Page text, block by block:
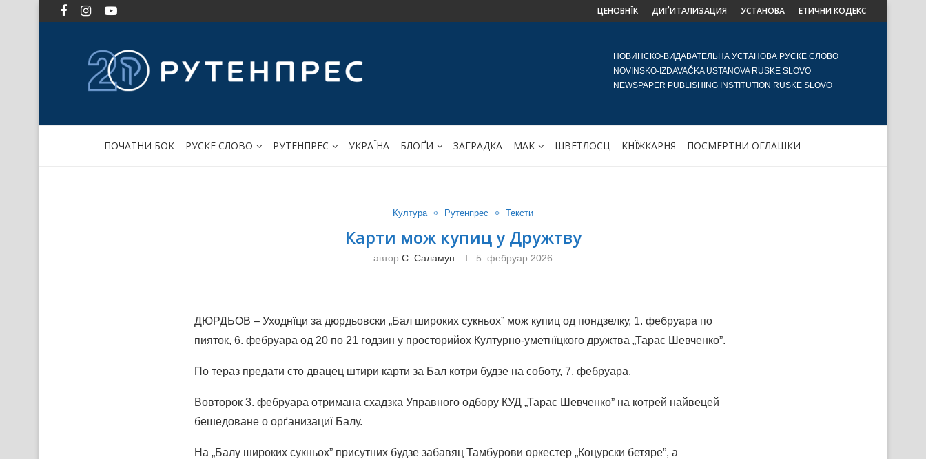
ЦЕНОВНЇК ДИҐИТАЛИЗАЦИЯ УСТАНОВА ЕТИЧНИ КОДЕКС
НОВИНСКО-ВИДАВАТЕЛЬНА УСТАНОВА РУСКЕ СЛОВО
NOVINSKO-IZDAVAČKA USTANOVA RUSKE SLOVO
NEWSPAPER PUBLISHING INSTITUTION RUSKE SLOVO
ПОЧАТНИ БОК РУСКЕ СЛОВО РУТЕНПРЕС УКРАЇНА БЛОҐИ ЗАГРАДКА МАK ШВЕТЛОСЦ KНЇЖКАРНЯ ПОСМЕРТНИ ОГЛАШКИ
Култура Рутенпрес Тексти
Карти мож купиц у Дружтву
автор С. Саламун 5. фебруар 2026
ДЮРДЬОВ – Уходнїци за дюрдьовски „Бал широких сукньох” мож купиц од пондзелку, 1. фебруара по
пияток, 6. фебруара од 20 по 21 годзин у просторийох Културно-уметнїцкого дружтва „Тарас Шевченко”.
По тераз предати сто двацец штири карти за Бал котри будзе на соботу, 7. фебруара.
Вовторок 3. фебруара отримана схадзка Управного одбору КУД „Тарас Шевченко” на котрей найвецей
бешедоване о орґанизациї Балу.
На „Балу широких сукньох” присутних будзе забавяц Тамбурови оркестер „Коцурски бетяре”, а